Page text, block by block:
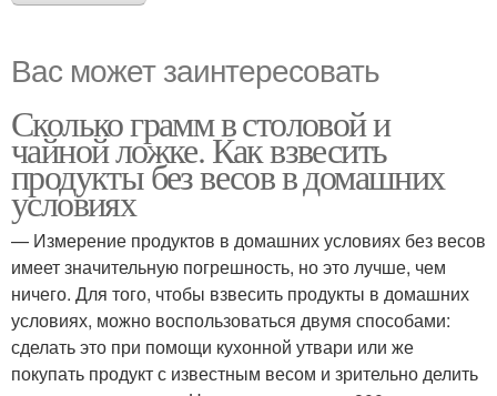
Вас может заинтересовать
Сколько грамм в столовой и
чайной ложке. Как взвесить
продукты без весов в домашних
условиях
— Измерение продуктов в домашних условиях без весов
имеет значительную погрешность, но это лучше, чем
ничего. Для того, чтобы взвесить продукты в домашних
условиях, можно воспользоваться двумя способами:
сделать это при помощи кухонной утвари или же
покупать продукт с известным весом и зрительно делить